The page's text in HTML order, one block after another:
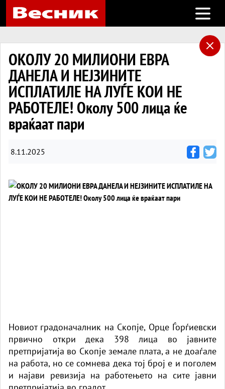
Open
ОКОЛУ 20 МИЛИОНИ ЕВРА
ДАНЕЛА И НЕЈЗИНИТЕ
ИСПЛАТИЛЕ НА ЛУЃЕ КОИ НЕ
РАБОТЕЛЕ! Околу 500 лица ќе
враќаат пари
8.11.2025
Новиот градоначалник на Скопје, Орце Ѓорѓиевски
првично откри дека 398 лица во јавните
претпријатија во Скопје земале плата, а не доаѓале
на работа, но се сомнева дека тој број е и поголем
и најави ревизија на работењето на сите јавни